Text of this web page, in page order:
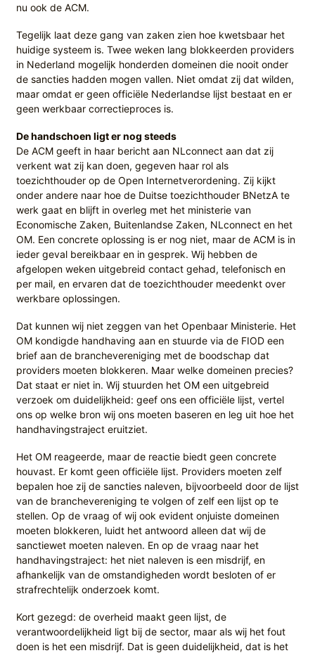
nu ook de ACM.
Tegelijk laat deze gang van zaken zien hoe kwetsbaar het
huidige systeem is. Twee weken lang blokkeerden providers
in Nederland mogelijk honderden domeinen die nooit onder
de sancties hadden mogen vallen. Niet omdat zij dat wilden,
maar omdat er geen officiële Nederlandse lijst bestaat en er
geen werkbaar correctieproces is.
De handschoen ligt er nog steeds
De ACM geeft in haar bericht aan NLconnect aan dat zij
verkent wat zij kan doen, gegeven haar rol als
toezichthouder op de Open Internetverordening. Zij kijkt
onder andere naar hoe de Duitse toezichthouder BNetzA te
werk gaat en blijft in overleg met het ministerie van
Economische Zaken, Buitenlandse Zaken, NLconnect en het
OM. Een concrete oplossing is er nog niet, maar de ACM is in
ieder geval bereikbaar en in gesprek. Wij hebben de
afgelopen weken uitgebreid contact gehad, telefonisch en
per mail, en ervaren dat de toezichthouder meedenkt over
werkbare oplossingen.
Dat kunnen wij niet zeggen van het Openbaar Ministerie. Het
OM kondigde handhaving aan en stuurde via de FIOD een
brief aan de branchevereniging met de boodschap dat
providers moeten blokkeren. Maar welke domeinen precies?
Dat staat er niet in. Wij stuurden het OM een uitgebreid
verzoek om duidelijkheid: geef ons een officiële lijst, vertel
ons op welke bron wij ons moeten baseren en leg uit hoe het
handhavingstraject eruitziet.
Het OM reageerde, maar de reactie biedt geen concrete
houvast. Er komt geen officiële lijst. Providers moeten zelf
bepalen hoe zij de sancties naleven, bijvoorbeeld door de lijst
van de branchevereniging te volgen of zelf een lijst op te
stellen. Op de vraag of wij ook evident onjuiste domeinen
moeten blokkeren, luidt het antwoord alleen dat wij de
sanctiewet moeten naleven. En op de vraag naar het
handhavingstraject: het niet naleven is een misdrijf, en
afhankelijk van de omstandigheden wordt besloten of er
strafrechtelijk onderzoek komt.
Kort gezegd: de overheid maakt geen lijst, de
verantwoordelijkheid ligt bij de sector, maar als wij het fout
doen is het een misdrijf. Dat is geen duidelijkheid, dat is het